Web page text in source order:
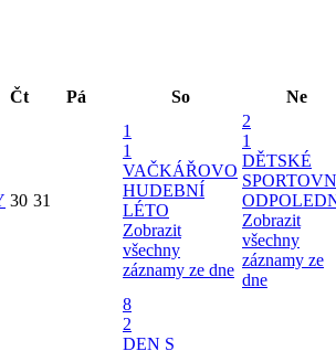
Čt Pá So Ne
30 31
1
1
VAČKÁŘOVO
HUDEBNÍ
LÉTO
Zobrazit
všechny
záznamy ze dne
2
1
DĚTSKÉ
Zobrazit
všechny
záznamy ze
dne
8
2
DEN S